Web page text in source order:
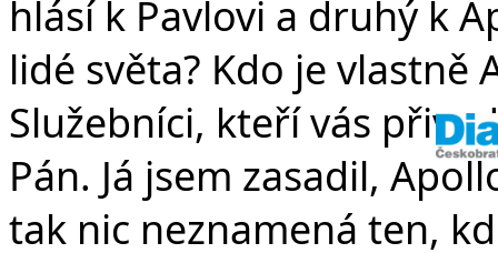
hlásí k Pavlovi a druhý k
lidé světa? Kdo je vlastně
Služebníci, kteří vás
Pán. Já jsem zasadil,
tak nic neznamená ten,